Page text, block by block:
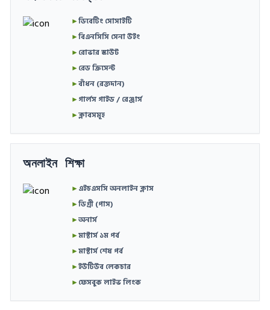
►ডিবেটিং সোসাইটি
►বিএনসিসি সেনা উইং
►রোভার স্কাউট
►রেড ক্রিসেন্ট
►বাঁধন (রক্তদান)
►গার্লস গাইড / রেঞ্জার্স
►ক্লাবসমূহ
অনলাইন শিক্ষা
►এইচএসসি অনলাইন ক্লাস
►ডিগ্রী (পাস)
►অনার্স
►মাস্টার্স ১ম পর্ব
►মাস্টার্স শেষ পর্ব
►ইউটিউব লেকচার
►ফেসবুক লাইভ লিংক